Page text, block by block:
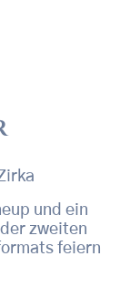
und ein
zweiten
feiern